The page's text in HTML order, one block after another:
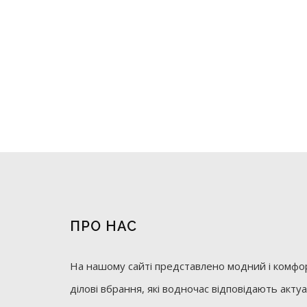
ПРО НАС
На нашому сайті представлено модний і
ділові вбрання, які водночас відповідають